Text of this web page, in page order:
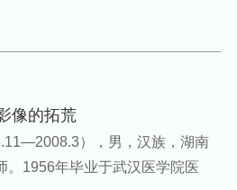
像的拓荒
），男，汉族，湖南
。1956年毕业于武汉医学院医